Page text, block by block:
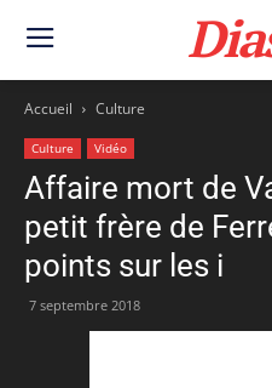
Accueil Culture
Culture Vidéo
Affaire mort de
petit frère de
points sur les i
7 septembre 2018